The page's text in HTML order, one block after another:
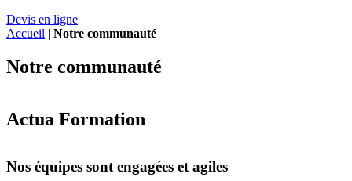
Devis en ligne
Accueil | Notre communauté
Notre communauté
Actua Formation
Nos équipes sont engagées et agiles